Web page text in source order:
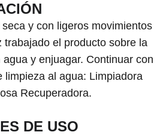
y con ligeros movimientos
trabajado el producto sobre la
y enjuagar. Continuar con
limpieza al agua: Limpiadora
Recuperadora.
DE USO